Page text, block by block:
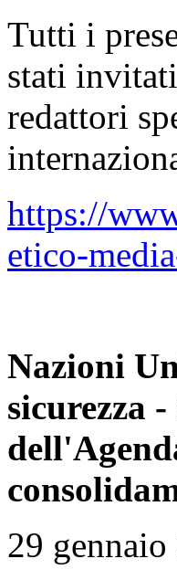
Tutti i
stati
redattori
https://
etico-
Nazioni
sicurezza
29 gennaio